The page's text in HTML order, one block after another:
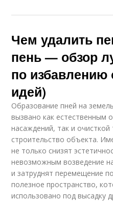
Чем удалить
пень — обзор
по избавлению
идей)
Образование пней на
вызвано как естественным
насаждений, так и
строительство объекта.
не только снизят
невозможным возведение
и затруднят перемещение
полезное пространство,
использовано под высадку